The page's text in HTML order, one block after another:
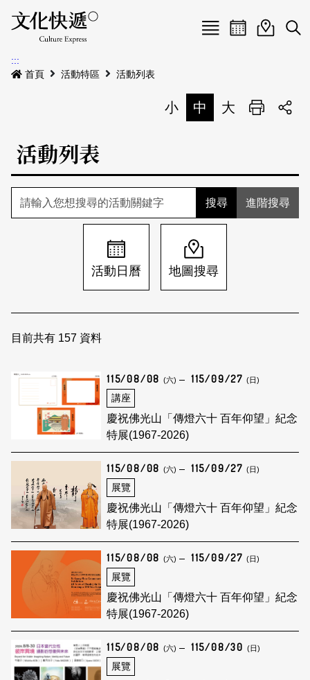
Menu
最新公告
本期專題
歷史專題
活動特區
活動列表
關於我們
訂閱文化快遞
聯絡我們
活動日曆活動地圖
展
:::
首頁
活動特區 活動列表
小 中 大 列印
活動列表
進階搜尋
活動日曆 地圖搜尋
目前共有 157 資料
115/08/08 (六) 115/09/27 (日)
講座
慶祝佛光山「傳燈六十 百年仰望」紀念
特展(1967-2026)
115/08/08 (六) 115/09/27 (日)
展覽
慶祝佛光山「傳燈六十 百年仰望」紀念
特展(1967-2026)
115/08/08 (六) 115/09/27 (日)
展覽
慶祝佛光山「傳燈六十 百年仰望」紀念
特展(1967-2026)
115/08/08 (六) 115/08/30 (日)
展覽